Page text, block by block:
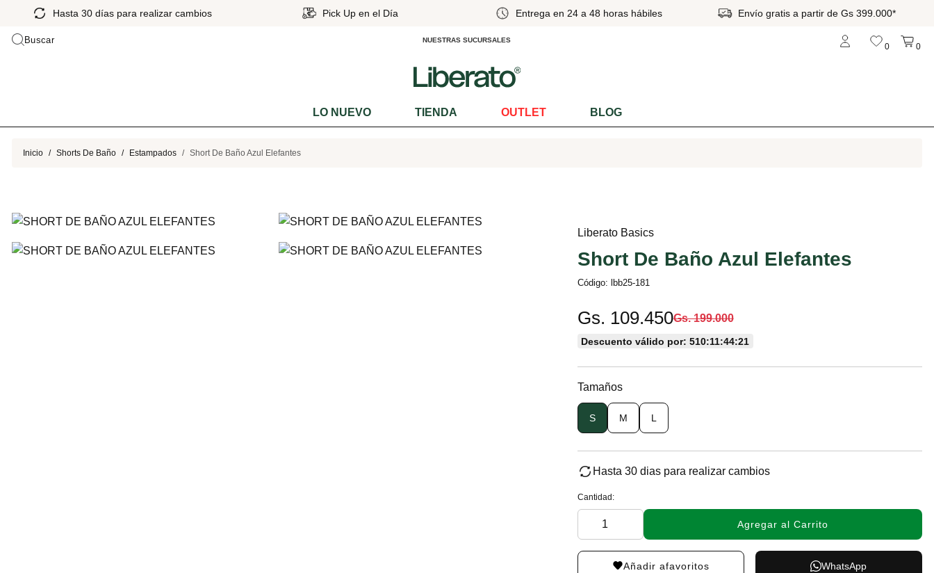
Hasta 30 días para realizar cambios Pick Up en el Día Entrega en 24 a 48 horas hábiles Envío gratis a partir de Gs 399.000*
Buscar NUESTRAS SUCURSALES
0 0
LO NUEVO TIENDA OUTLET BLOG
Inicio Shorts De Baño Estampados Short De Baño Azul Elefantes
Liberato Basics
Short De Baño Azul Elefantes
Código: lbb25-181
Gs. 109.450Gs. 199.000
Descuento válido por: 510:11:44:20
Tamaños
S M L
Hasta 30 dias para realizar cambios
Cantidad:
Agregar al Carrito
Añadir afavoritos WhatsApp